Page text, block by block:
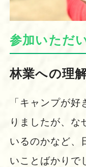
参加いただ
林業への理
「キャンプが
りましたが、な
いるのかなど、
いことばかりで